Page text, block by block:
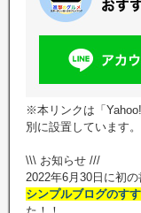
※本リンクは「
別に設置しています。
\\\ お知らせ ///
2022年6月30日に初の
シンプルブログのす